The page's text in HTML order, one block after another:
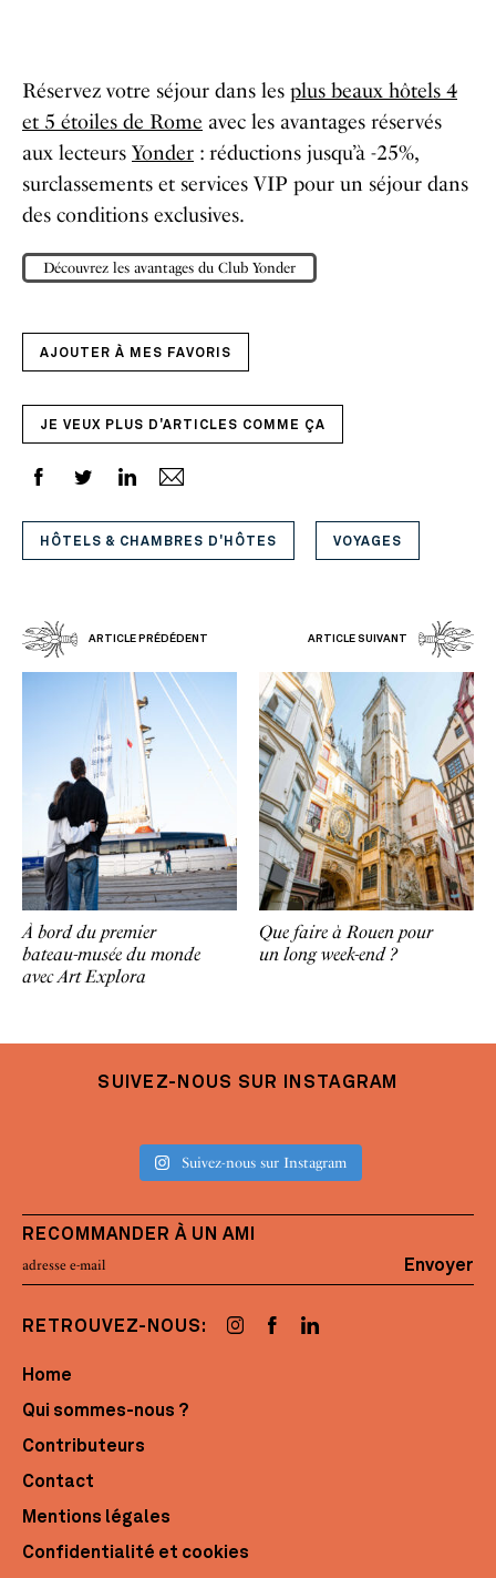
Réservez votre séjour dans les plus beaux hôtels 4
et 5 étoiles de Rome avec les avantages réservés
aux lecteurs Yonder : réductions jusqu’à -25%,
surclassements et services VIP pour un séjour dans
des conditions exclusives.
Découvrez les avantages du Club Yonder
AJOUTER À MES FAVORIS
JE VEUX PLUS D'ARTICLES COMME ÇA
HÔTELS & CHAMBRES D'HÔTES VOYAGES
ARTICLE PRÉDÉDENT ARTICLE SUIVANT
À bord du premier
bateau-musée du monde
avec Art Explora
Que faire à Rouen pour
un long week-end ?
SUIVEZ-NOUS SUR INSTAGRAM
Suivez-nous sur Instagram
RECOMMANDER À UN AMI
Envoyer
RETROUVEZ-NOUS:
Home
Qui sommes-nous ?
Contributeurs
Contact
Mentions légales
Confidentialité et cookies